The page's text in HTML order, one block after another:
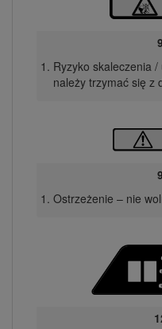
Ryzyko skaleczenia
należy trzymać się z
Ostrzeżenie – nie